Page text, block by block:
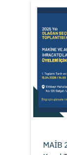
MAİB